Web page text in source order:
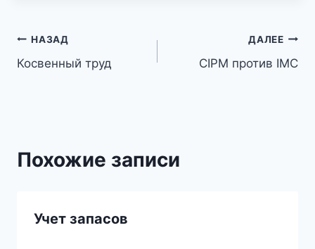
Навигация
по
НАЗАД
Косвенный труд
ДАЛЕЕ
CIPM против IMC
Похожие записи
Учет запасов